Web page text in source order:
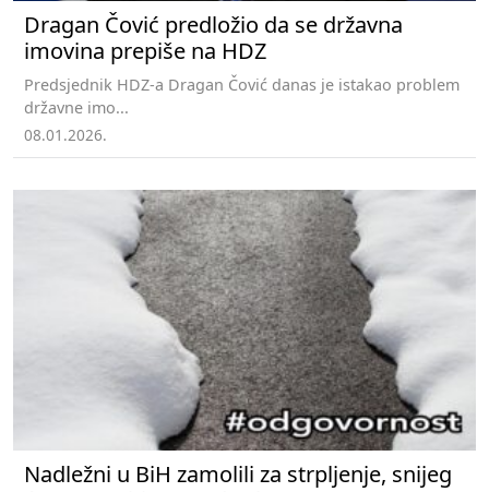
Dragan Čović predložio da se državna
imovina prepiše na HDZ
Predsjednik HDZ-a Dragan Čović danas je istakao problem
državne imo...
08.01.2026.
Nadležni u BiH zamolili za strpljenje, snijeg